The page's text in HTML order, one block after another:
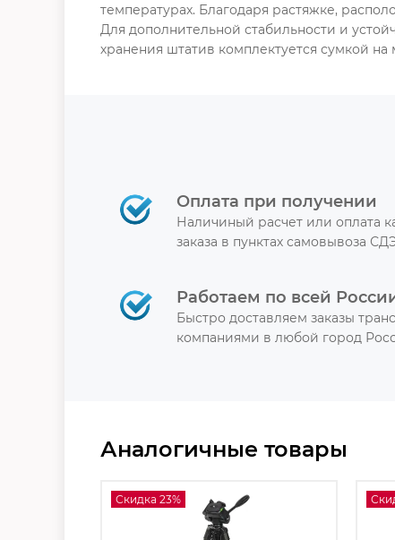
температурах. Благодаря растяжке,
Для дополнительной стабильности и
хранения штатив комплектуется сумкой
Оплата при получении
Наличиный расчет или оплата
заказа в пунктах самовывоза
Работаем по всей
Быстро доставляем заказы
компаниями в любой город
Аналогичные товары
Скидка 23%